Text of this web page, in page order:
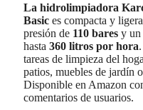
La hidrolimpiadora
Basic es compacta y
presión de 110 bares y un
hasta 360 litros por hora
tareas de limpieza del
patios, muebles de jardín
Disponible en Amazon
comentarios de usuarios.